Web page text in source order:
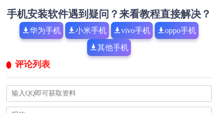
手机安装软件遇到疑问？来看教程直接解决？
华为手机 小米手机 vivo手机 oppo手机
其他手机
评论列表